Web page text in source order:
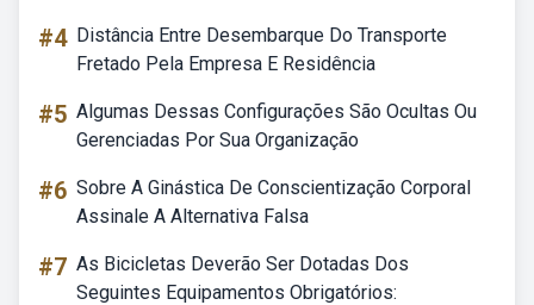
#4 Distância Entre Desembarque Do Transporte
Fretado Pela Empresa E Residência
#5 Algumas Dessas Configurações São Ocultas Ou
Gerenciadas Por Sua Organização
#6 Sobre A Ginástica De Conscientização Corporal
Assinale A Alternativa Falsa
#7 As Bicicletas Deverão Ser Dotadas Dos
Seguintes Equipamentos Obrigatórios: